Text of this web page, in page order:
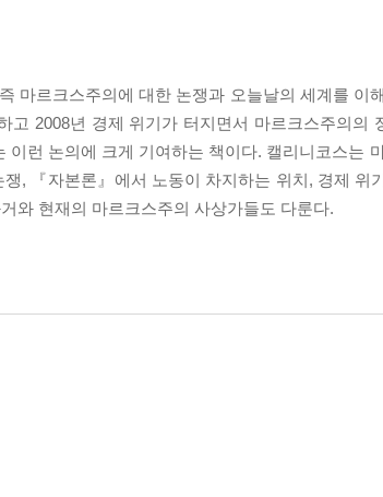
마르크스주의에 대한 논쟁과 오늘날의 세계를 이
고 2008년 경제 위기가 터지면서 마르크스주의의
런 논의에 크게 기여하는 책이다. 캘리니코스는
, 『자본론』에서 노동이 차지하는 위치, 경제 위
와 현재의 마르크스주의 사상가들도 다룬다.